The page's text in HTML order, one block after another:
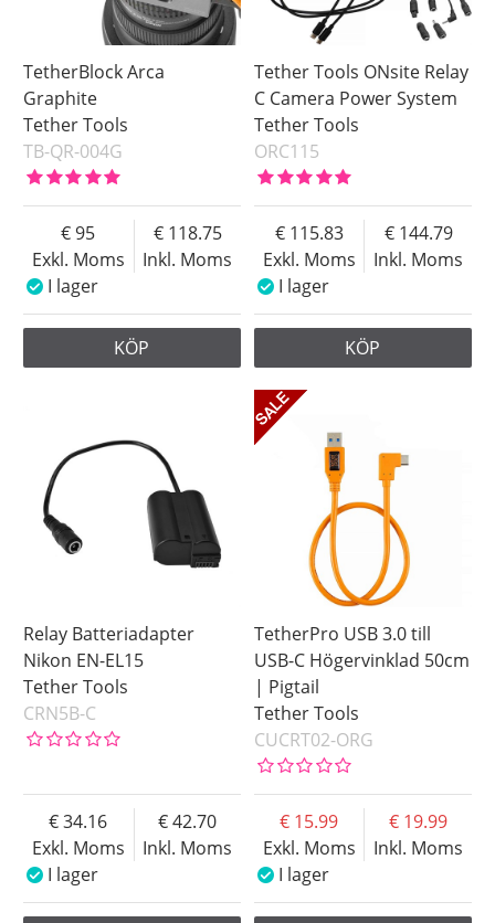
TetherBlock Arca
Graphite
Tether Tools
TB-QR-004G
Exkl. Moms
95
Inkl. Moms
118.75
I lager
KÖP
Tether Tools ONsite Relay
C Camera Power System
Tether Tools
ORC115
Exkl. Moms
115.83
Inkl. Moms
144.79
I lager
KÖP
Relay Batteriadapter
Nikon EN-EL15
Tether Tools
CRN5B-C
Exkl. Moms
34.16
Inkl. Moms
42.70
I lager
TetherPro USB 3.0 till
USB-C Högervinklad 50cm
| Pigtail
Tether Tools
CUCRT02-ORG
Exkl. Moms
15.99
Inkl. Moms
19.99
I lager